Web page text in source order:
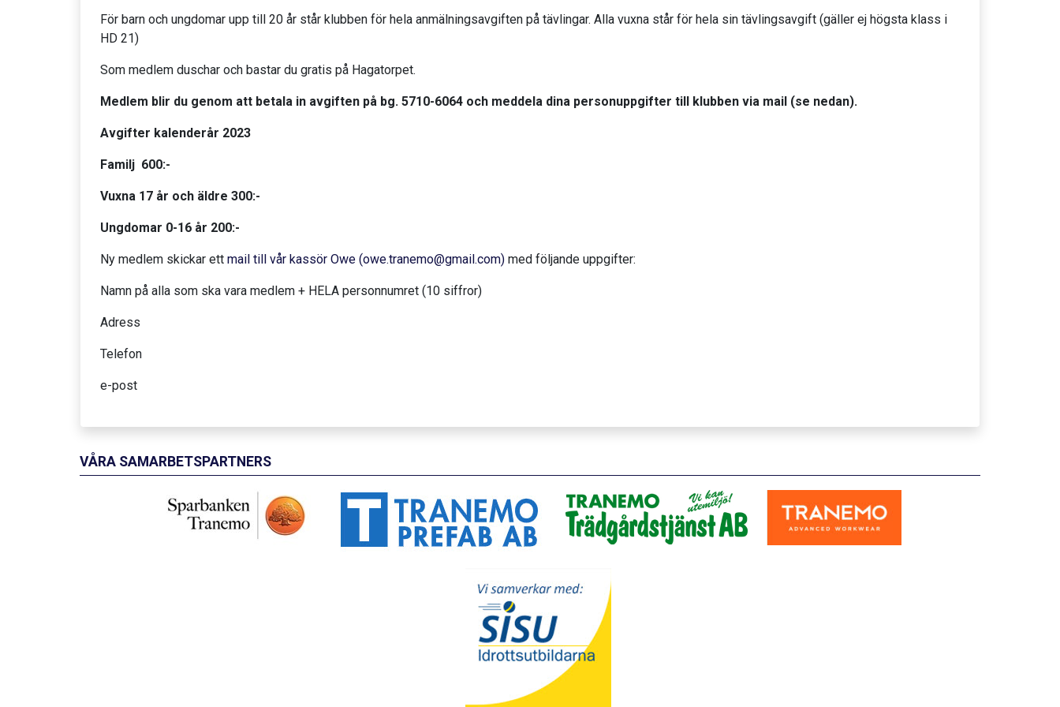
För barn och ungdomar upp till 20 år står klubben för hela anmälningsavgiften på tävlingar. Alla vuxna står för hela sin tävlingsavgift (gäller ej högsta klass i
HD 21)
Som medlem duschar och bastar du gratis på Hagatorpet.
Medlem blir du genom att betala in avgiften på bg. 5710-6064 och meddela dina personuppgifter till klubben via mail (se nedan).
Avgifter kalenderår 2023
Familj 600:-
Vuxna 17 år och äldre 300:-
Ungdomar 0-16 år 200:-
Ny medlem skickar ett mail till vår kassör Owe (owe.tranemo@gmail.com) med följande uppgifter:
Namn på alla som ska vara medlem + HELA personnumret (10 siffror)
Adress
Telefon
e-post
VÅRA SAMARBETSPARTNERS